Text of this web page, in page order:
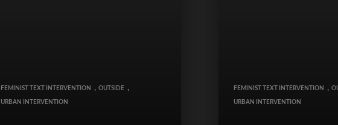
FEMINIST TEXT INTERVENTION , OUTSIDE ,
URBAN INTERVENTION
FEMINIST TEXT INTERVENTION ,
URBAN INTERVENTION